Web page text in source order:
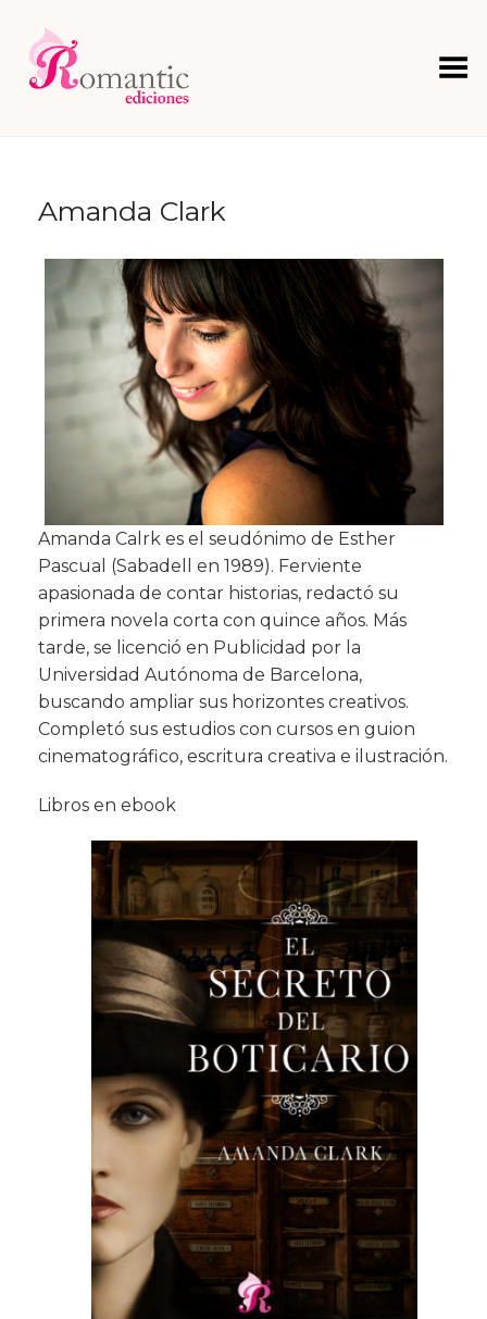
Menú
Amanda Clark
Amanda Calrk es el seudónimo de Esther
Pascual (Sabadell en 1989). Ferviente
apasionada de contar historias, redactó su
primera novela corta con quince años. Más
tarde, se licenció en Publicidad por la
Universidad Autónoma de Barcelona,
buscando ampliar sus horizontes creativos.
Completó sus estudios con cursos en guion
cinematográfico, escritura creativa e ilustración.
Libros en ebook